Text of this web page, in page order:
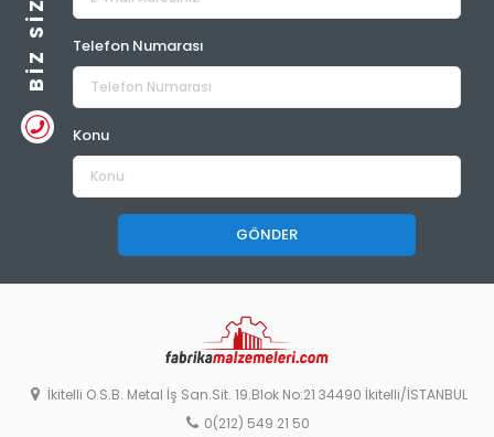
Telefon Numarası
Konu
GÖNDER
İkitelli O.S.B. Metal İş San.Sit. 19.Blok No:21 34490 İkitelli/İSTANBUL
0(212) 549 21 50